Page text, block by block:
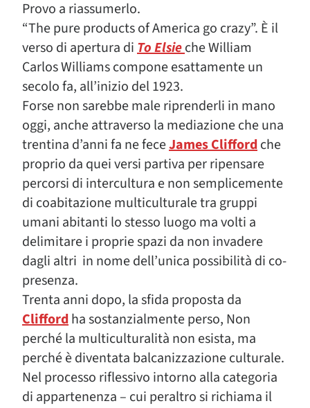
Provo a riassumerlo.
“The pure products of America go crazy”. È il
verso di apertura diTo Elsieche William
Carlos Williams compone esattamente un
secolo fa, all’inizio del 1923.
Forse non sarebbe male riprenderli in mano
oggi, anche attraverso la mediazione che una
trentina d’anni fa ne feceJames Cliffordche
proprio da quei versi partiva per ripensare
percorsi di intercultura e non semplicemente
di coabitazione multiculturale tra gruppi
umani abitanti lo stesso luogo ma volti a
delimitare i proprie spazi da non invadere
dagli altri in nome dell’unica possibilità di co-
presenza.
Trenta anni dopo, la sfida proposta da
Cliffordha sostanzialmente perso, Non
perché la multiculturalità non esista, ma
perché è diventata balcanizzazione culturale.
Nel processo riflessivo intorno alla categoria
di appartenenza – cui peraltro si richiama il